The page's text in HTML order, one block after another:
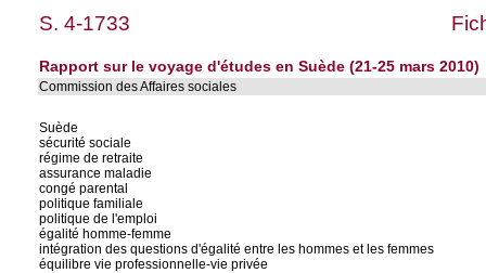
S. 4-1733
Rapport sur le voyage d'études en Suède (21-25 mars 2010)
Commission des Affaires sociales
Suède
sécurité sociale
régime de retraite
assurance maladie
congé parental
politique familiale
politique de l'emploi
égalité homme-femme
intégration des questions d'égalité entre les hommes et les femmes
équilibre vie professionnelle-vie privée